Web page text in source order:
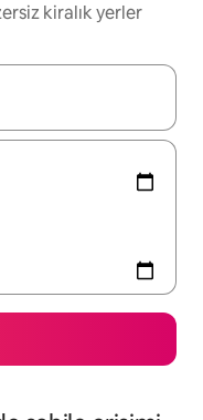
kiralık yerler
ve aşağı oklarıyla